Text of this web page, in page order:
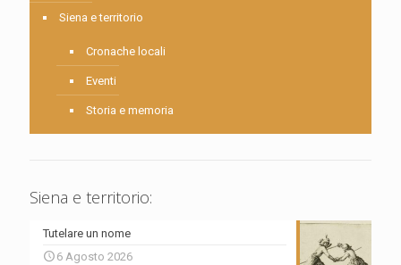
Siena e territorio
Cronache locali
Eventi
Storia e memoria
Siena e territorio:
Tutelare un nome
6 Agosto 2026